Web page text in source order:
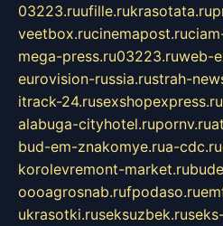
03223.ruufille.rukrasotata.ru
veetbox.rucinemapost.ru
mega-press.ru03223.ruweb-
eurovision-russia.rustrah-
itrack-24.rusexshopexpress.ru
alabuga-cityhotel.rupornv.ru
bud-em-znakomye.rua-cdc.ru
korolevremont-market.ru
oooagrosnab.rufpodaso.ru
ukrasotki.ruseksuzbek.ru